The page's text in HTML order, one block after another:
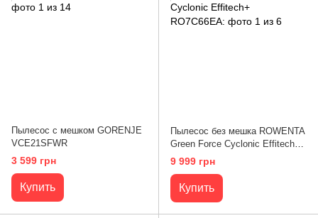
Пылесос с мешком GORENJE
VCE21SFWR
3 599 грн
Купить
Пылесос без мешка ROWENTA
Green Force Cyclonic Effitech+
RO7C66EA
9 999 грн
Купить